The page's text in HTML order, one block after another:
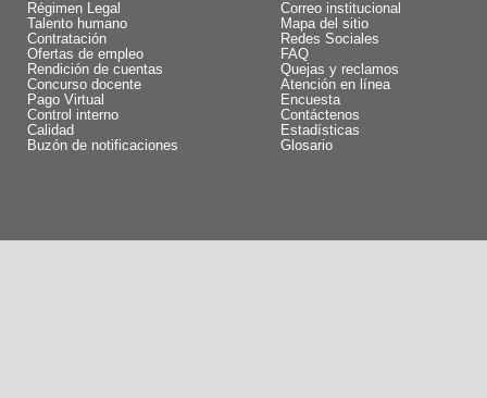
Régimen Legal
Talento humano
Contratación
Ofertas de empleo
Rendición de cuentas
Concurso docente
Pago Virtual
Control interno
Calidad
Buzón de notificaciones
Correo institucional
Mapa del sitio
Redes Sociales
FAQ
Quejas y reclamos
Atención en línea
Encuesta
Contáctenos
Estadísticas
Glosario